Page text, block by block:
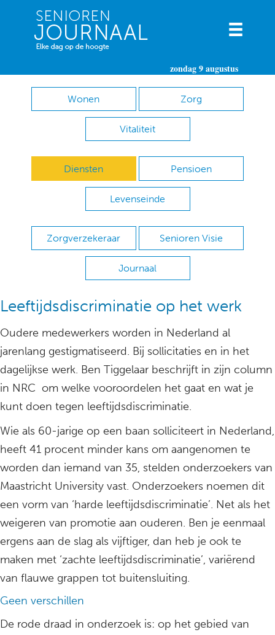
zondag 9 augustus
Wonen Zorg
Vitaliteit
Diensten Pensioen
Levenseinde
Zorgverzekeraar Senioren Visie
Journaal
Leeftijdsdiscriminatie op het werk
Oudere medewerkers worden in Nederland al
jarenlang gestigmatiseerd. Bij sollicitaties en in het
dagelijkse werk. Ben Tiggelaar beschrijft in zijn column
in NRC om welke vooroordelen het gaat en wat je
kunt doen tegen leeftijdsdiscriminatie.
Wie als 60-jarige op een baan solliciteert in Nederland,
heeft 41 procent minder kans om aangenomen te
worden dan iemand van 35, stelden onderzoekers van
Maastricht University vast. Onderzoekers noemen dit
een vorm van ‘harde leeftijdsdiscriminatie’. Net als het
weigeren van promotie aan ouderen. Ben je eenmaal
ergens aan de slag als vijftiger, dan heb je ook te
maken met ‘zachte leeftijdsdiscriminatie’, variërend
van flauwe grappen tot buitensluiting.
Geen verschillen
De rode draad in onderzoek is: op het gebied van